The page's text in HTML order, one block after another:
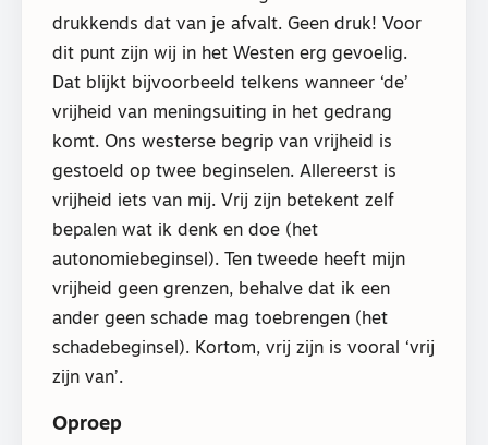
drukkends dat van je afvalt. Geen druk! Voor
dit punt zijn wij in het Westen erg gevoelig.
Dat blijkt bijvoorbeeld telkens wanneer ‘de’
vrijheid van meningsuiting in het gedrang
komt. Ons westerse begrip van vrijheid is
gestoeld op twee beginselen. Allereerst is
vrijheid iets van mij. Vrij zijn betekent zelf
bepalen wat ik denk en doe (het
autonomiebeginsel). Ten tweede heeft mijn
vrijheid geen grenzen, behalve dat ik een
ander geen schade mag toebrengen (het
schadebeginsel). Kortom, vrij zijn is vooral ‘vrij
zijn van’.
Oproep